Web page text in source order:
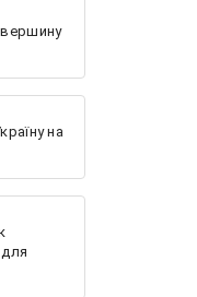
вершину
на
для